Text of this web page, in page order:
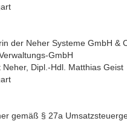
der Neher Systeme GmbH &
GmbH
Dipl.-Hdl. Matthias Geist
gemäß § 27a